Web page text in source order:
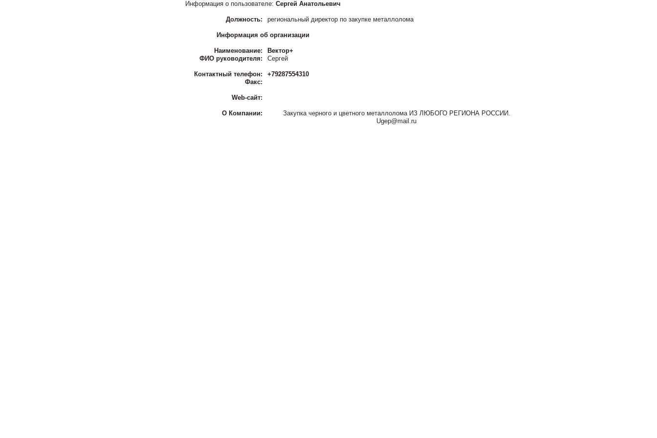
Информация о пользователе: Сергей Анатольевич
Должность: региональный директор по закупке металлолома
Информация об организации
Наименование:
Вектор+
ФИО руководителя:
Сергей
Контактный телефон:
+79287554310
Факс:
Web-сайт:
О Компании:
Закупка черного и цветного металлолома ИЗ ЛЮБОГО РЕГИОНА РОССИИ.
Ugep@mail.ru